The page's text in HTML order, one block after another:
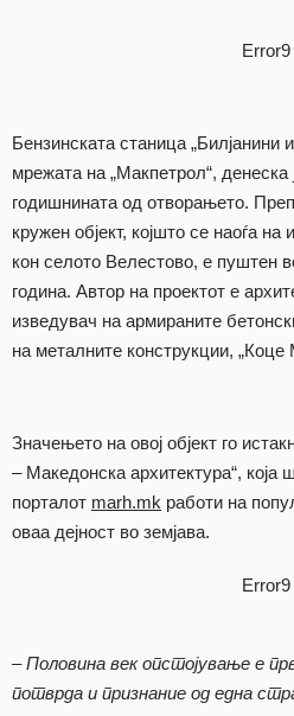
Error9
Бензинската станица „Билјанини
мрежата на „Макпетрол“,
годишнината од отворањето.
кружен објект, којшто се наоѓа
кон селото Велестово, е пуштен
година. Автор на проектот е
изведувач на армираните
на металните конструкции, „Коце
Значењето на овој објект го
– Македонска архитектура“, која
порталот marh.mk работи на
оваа дејност во земјава.
Error9
– Половина век опстојување е
потврда и признание од една